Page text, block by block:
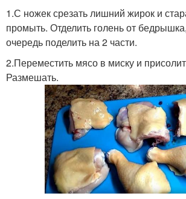
1.С ножек срезать лишний жирок и
промыть. Отделить голень от
очередь поделить на 2 части.
2.Переместить мясо в миску и
Размешать.